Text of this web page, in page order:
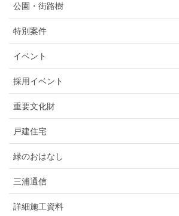
公園・街路樹
特別案件
イベント
採用イベント
重要文化財
戸建住宅
緑のおはなし
三浦通信
詳細施工資料